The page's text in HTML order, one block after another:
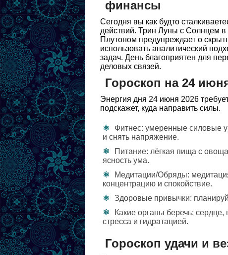
финансы
Сегодня вы как будто
действий. Трин Луны с Солнцем в
Плутоном предупреждает о
использовать аналитический
задач. День благоприятен для
деловых связей.
Гороскоп на 24
Энергия дня 24 июня 2026
подскажет, куда направить силы.
Фитнес: умеренные силовые
и снять напряжение.
Питание: лёгкая пища с
ясность ума.
Медитации/Обряды:
концентрацию и спокойствие.
Здоровые привычки:
Какие органы беречь:
стресса и гидратацией.
Гороскоп удачи и